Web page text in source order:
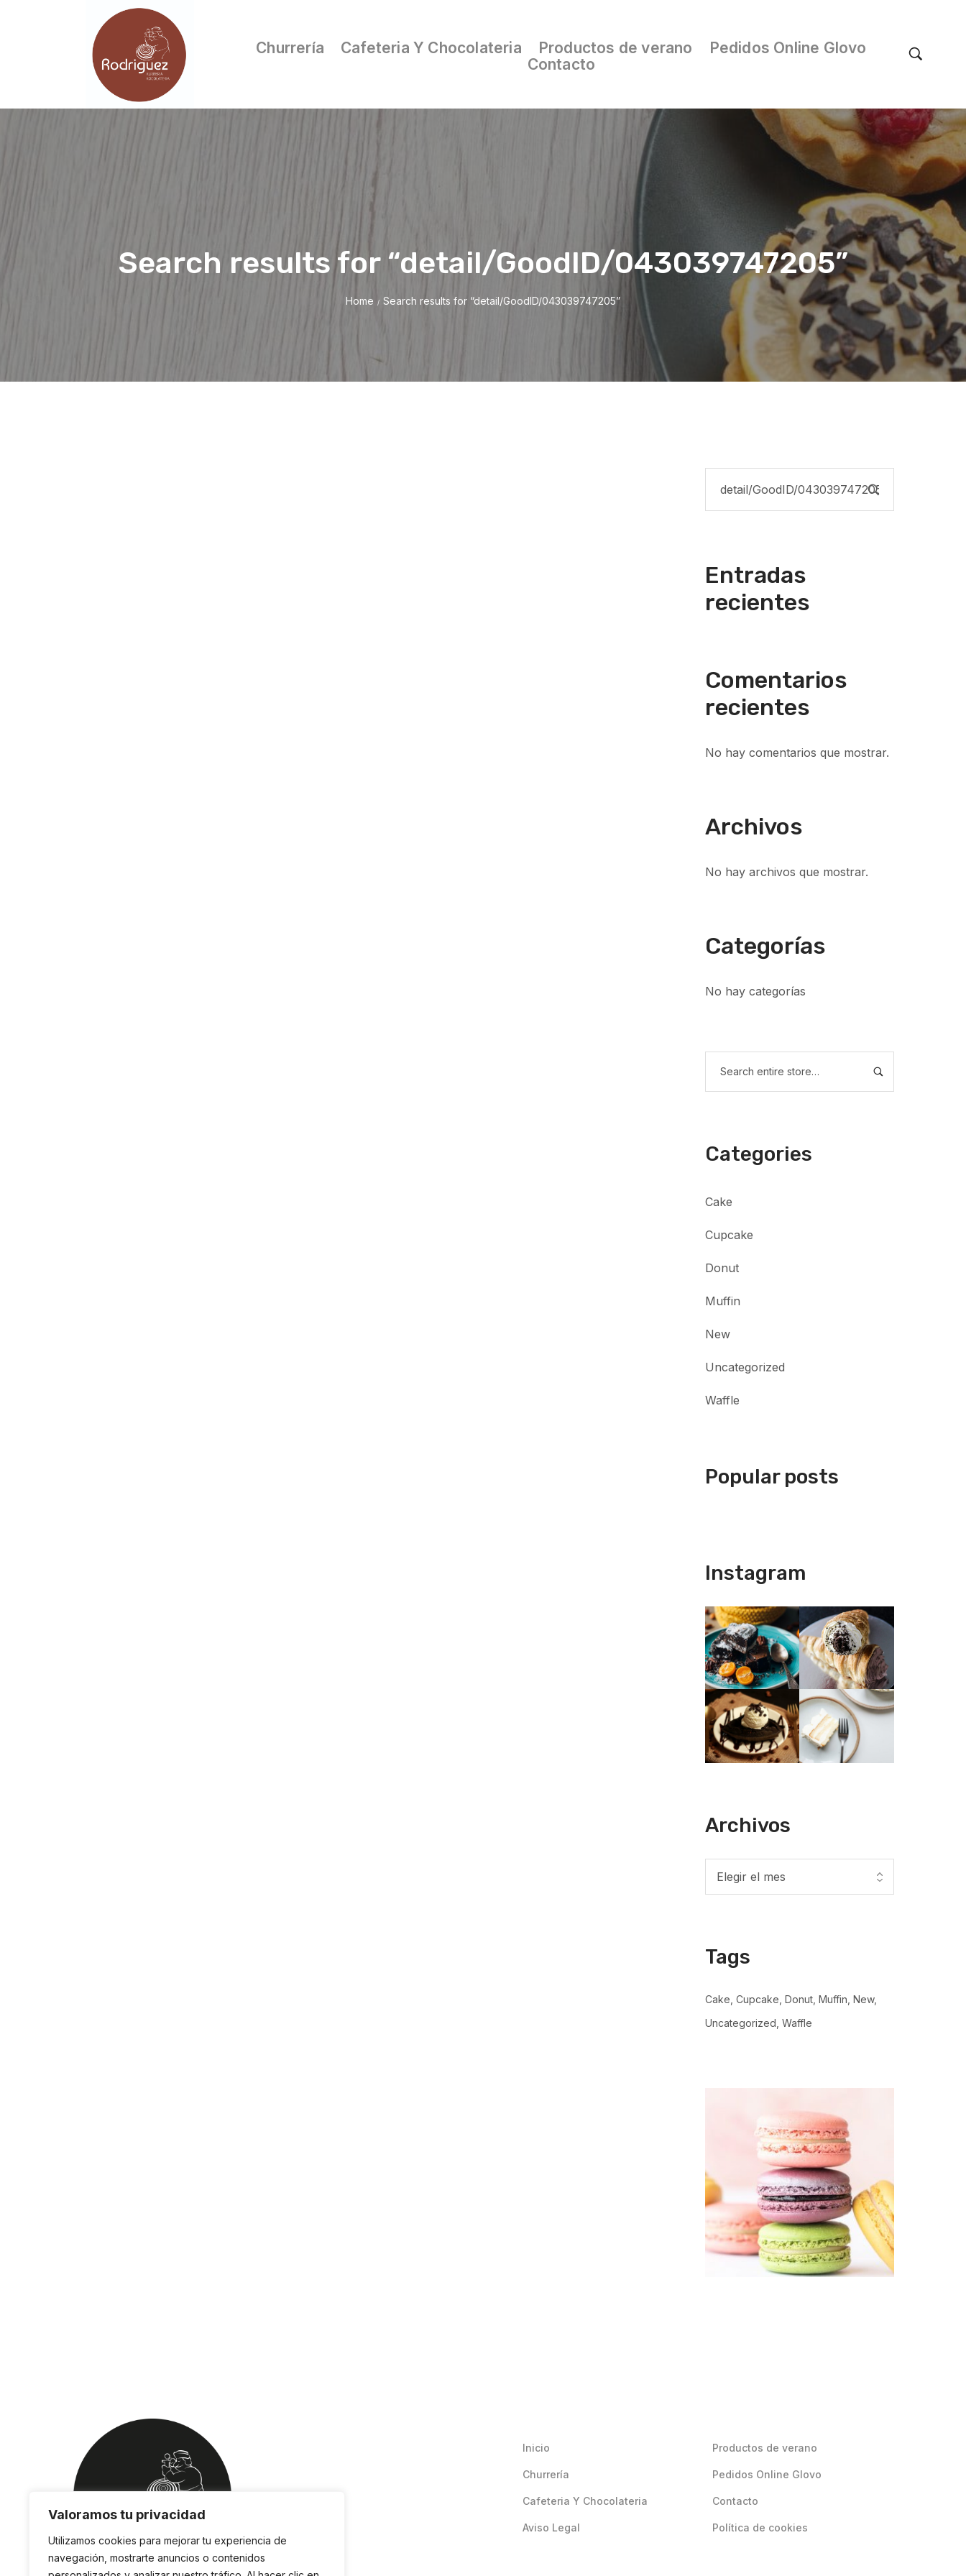
Valoramos tu privacidad
Utilizamos cookies para mejorar tu experiencia de
navegación, mostrarte anuncios o contenidos
Churrería Cafeteria Y Chocolateria Productos de verano
Pedidos Online Glovo
Contacto
Search results for “detail/GoodID/043039747205”
Home / Search results for “detail/GoodID/043039747205”
Entradas
recientes
Comentarios
recientes
No hay comentarios que mostrar.
Archivos
No hay archivos que mostrar.
Categorías
No hay categorías
Categories
Cake
Cupcake
Donut
Muffin
New
Uncategorized
Waffle
Popular posts
Instagram
Archivos
Tags
Cake Cupcake Donut Muffin New
Uncategorized Waffle
Inicio
Churrería
Cafeteria Y Chocolateria
Aviso Legal
Productos de verano
Pedidos Online Glovo
Contacto
Política de cookies